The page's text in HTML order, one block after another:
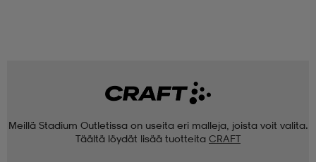
Meillä Stadium Outletissa on useita eri malleja, joista voit valita.
Täältä löydät lisää tuotteita CRAFT